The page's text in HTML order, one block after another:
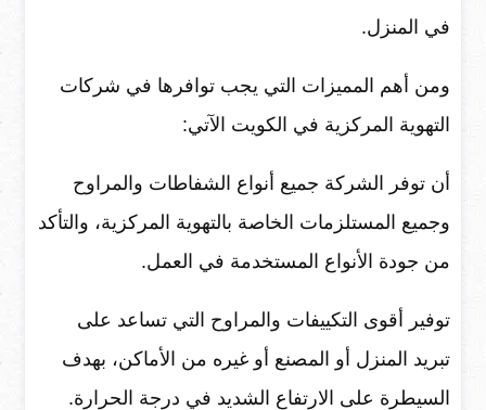
في المنزل.
ومن أهم المميزات التي يجب توافرها في شركات
التهوية المركزية في الكويت الآتي:
أن توفر الشركة جميع أنواع الشفاطات والمراوح
وجميع المستلزمات الخاصة بالتهوية المركزية، والتأكد
من جودة الأنواع المستخدمة في العمل.
توفير أقوى التكييفات والمراوح التي تساعد على
تبريد المنزل أو المصنع أو غيره من الأماكن، بهدف
السيطرة على الارتفاع الشديد في درجة الحرارة.